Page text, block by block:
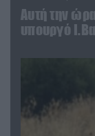
Αυτή την
υπουργό